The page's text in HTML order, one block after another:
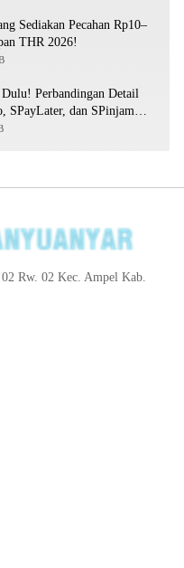
Sediakan Pecahan Rp10–
THR 2026!
Perbandingan Detail
SPayLater, dan SPinjam
Rw. 02 Kec. Ampel Kab.